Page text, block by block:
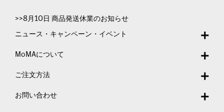
>>8月10日 商品発送休業のお知らせ
ニュース・キャンペーン・イベント
MoMAについて
ご注文方法
お問い合わせ